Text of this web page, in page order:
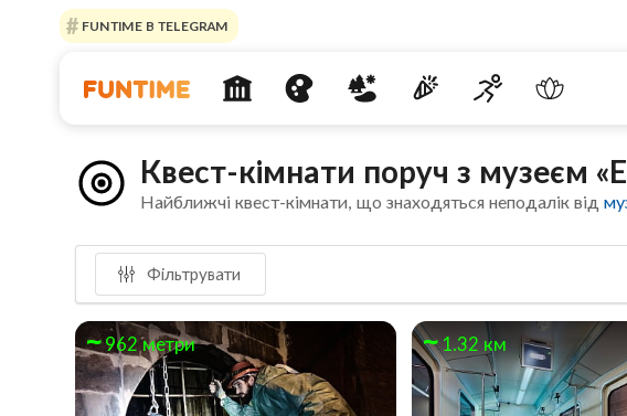
FUNTIME В TELEGRAM
Квест-кімнати поруч з музеєм
Найближчі квест-кімнати, що знаходяться неподалік від
Фільтрувати
962 метри 1.32 км